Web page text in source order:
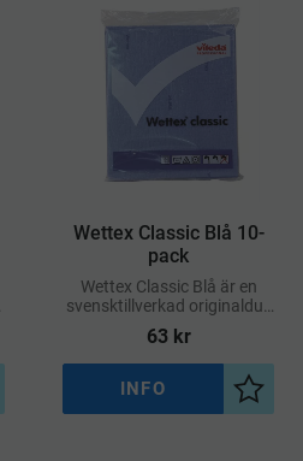
till i önskelista
Wettex Classic Blå 10-
pack
Wettex Classic Blå är en
svensktillverkad originalduk
med mycket hög
uppsugningsförmåga – den
absorberar upp till 15
gånger sin egen vikt i vätska
63kr
Lägg
INFO